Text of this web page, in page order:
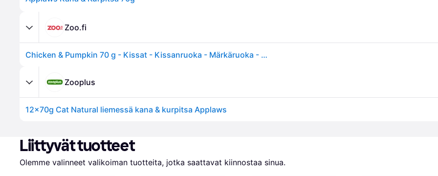
Zoo.fi
Chicken & Pumpkin 70 g - Kissat - Kissanruoka - Märkäruoka - Applaws
Zooplus
12x70g Cat Natural liemessä kana & kurpitsa Applaws
Liittyvät tuotteet
Olemme valinneet valikoiman tuotteita, jotka saattavat kiinnostaa sinua.